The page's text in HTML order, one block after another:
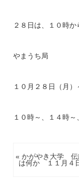
２８日は、１０時か
やまうち局
１０月２８日（月）
１０時～、１４時
« かがやき大学 伝
は何か １１月４